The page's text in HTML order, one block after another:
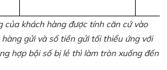
của khách hàng được tính căn cứ vào
gửi và số tiền gửi tối thiểu ứng với
hợp bội số bị lẻ thì làm tròn xuống đến